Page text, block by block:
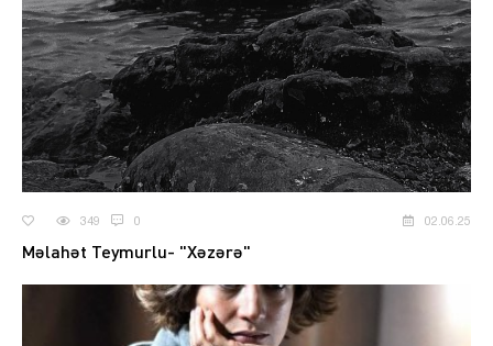
349 0 02.06.25
Məlahət Teymurlu- "Xəzərə"